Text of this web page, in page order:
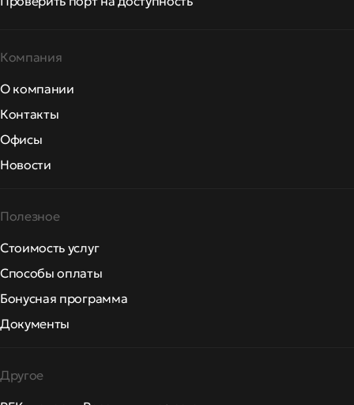
Компания
О компании
Контакты
Офисы
Новости
Полезное
Стоимость услуг
Способы оплаты
Бонусная программа
Документы
Другое